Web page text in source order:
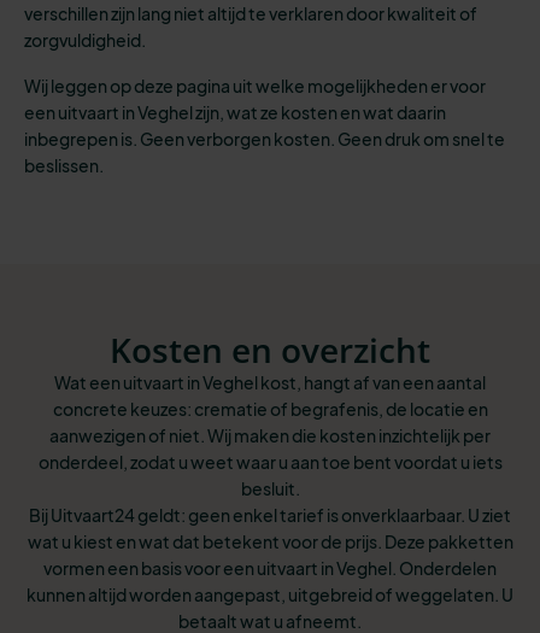
verschillen zijn lang niet altijd te verklaren door kwaliteit of
zorgvuldigheid.
Wij leggen op deze pagina uit welke mogelijkheden er voor
een uitvaart in Veghel zijn, wat ze kosten en wat daarin
inbegrepen is. Geen verborgen kosten. Geen druk om snel te
beslissen.
Kosten en overzicht
Wat een uitvaart in Veghel kost, hangt af van een aantal
concrete keuzes: crematie of begrafenis, de locatie en
aanwezigen of niet. Wij maken die kosten inzichtelijk per
onderdeel, zodat u weet waar u aan toe bent voordat u iets
besluit.
Bij Uitvaart24 geldt: geen enkel tarief is onverklaarbaar. U ziet
wat u kiest en wat dat betekent voor de prijs. Deze pakketten
vormen een basis voor een uitvaart in Veghel. Onderdelen
kunnen altijd worden aangepast, uitgebreid of weggelaten. U
betaalt wat u afneemt.